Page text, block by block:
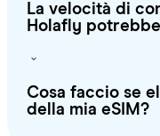
La velocità di
Holafly
Cosa faccio se
della mia eSIM?